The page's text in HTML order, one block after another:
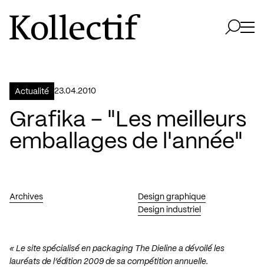
Aller à la page d'accueil
Logo Kollectif
Actualité 23.04.2010
Grafika – "Les meilleurs
emballages de l'année"
Archives
Design graphique
Design industriel
« Le site spécialisé en packaging The Dieline a dévoilé les
lauréats de l’édition 2009 de sa compétition annuelle.